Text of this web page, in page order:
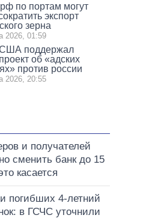
по портам могут
экспорт
зерна
2026, 01:59
поддержал
об «адских
против россии
2026, 20:55
и получателей
сменить банк до 15
касается
погибших 4-летний
в ГСЧС уточнили